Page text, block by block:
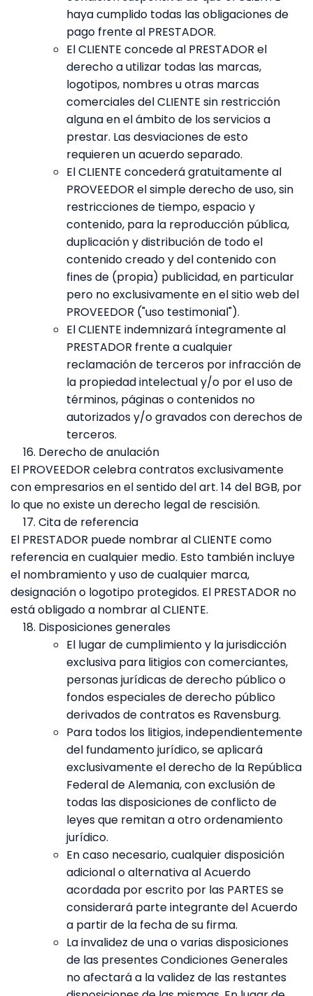
haya cumplido todas las obligaciones de
pago frente al PRESTADOR.
El CLIENTE concede al PRESTADOR el
derecho a utilizar todas las marcas,
logotipos, nombres u otras marcas
comerciales del CLIENTE sin restricción
alguna en el ámbito de los servicios a
prestar. Las desviaciones de esto
requieren un acuerdo separado.
El CLIENTE concederá gratuitamente al
PROVEEDOR el simple derecho de uso, sin
restricciones de tiempo, espacio y
contenido, para la reproducción pública,
duplicación y distribución de todo el
contenido creado y del contenido con
fines de (propia) publicidad, en particular
pero no exclusivamente en el sitio web del
PROVEEDOR ("uso testimonial").
El CLIENTE indemnizará íntegramente al
PRESTADOR frente a cualquier
reclamación de terceros por infracción de
la propiedad intelectual y/o por el uso de
términos, páginas o contenidos no
autorizados y/o gravados con derechos de
terceros.
Derecho de anulación
El PROVEEDOR celebra contratos exclusivamente
con empresarios en el sentido del art. 14 del BGB, por
lo que no existe un derecho legal de rescisión.
Cita de referencia
El PRESTADOR puede nombrar al CLIENTE como
referencia en cualquier medio. Esto también incluye
el nombramiento y uso de cualquier marca,
designación o logotipo protegidos. El PRESTADOR no
está obligado a nombrar al CLIENTE.
Disposiciones generales
El lugar de cumplimiento y la jurisdicción
exclusiva para litigios con comerciantes,
personas jurídicas de derecho público o
fondos especiales de derecho público
derivados de contratos es Ravensburg.
Para todos los litigios, independientemente
del fundamento jurídico, se aplicará
exclusivamente el derecho de la República
Federal de Alemania, con exclusión de
todas las disposiciones de conflicto de
leyes que remitan a otro ordenamiento
jurídico.
En caso necesario, cualquier disposición
adicional o alternativa al Acuerdo
acordada por escrito por las PARTES se
considerará parte integrante del Acuerdo
a partir de la fecha de su firma.
La invalidez de una o varias disposiciones
de las presentes Condiciones Generales
no afectará a la validez de las restantes